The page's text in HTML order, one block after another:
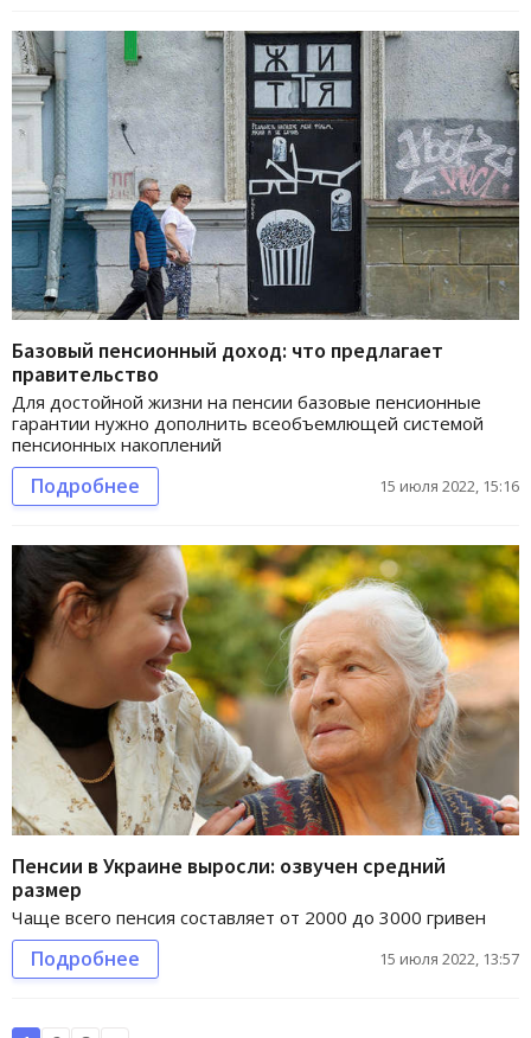
Базовый пенсионный доход: что предлагает
правительство
Для достойной жизни на пенсии базовые пенсионные
гарантии нужно дополнить всеобъемлющей системой
пенсионных накоплений
Подробнее 15 июля 2022, 15:16
Пенсии в Украине выросли: озвучен средний
размер
Чаще всего пенсия составляет от 2000 до 3000 гривен
Подробнее 15 июля 2022, 13:57